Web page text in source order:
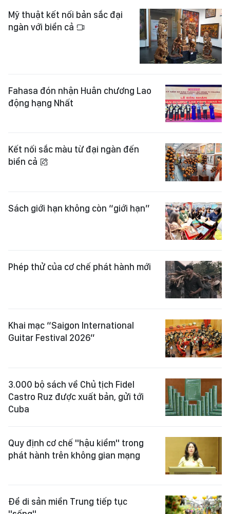
Mỹ thuật kết nối bản sắc đại
ngàn với biển cả
Fahasa đón nhận Huân chương Lao
động hạng Nhất
Kết nối sắc màu từ đại ngàn đến
biển cả
Sách giới hạn không còn “giới hạn”
Phép thử của cơ chế phát hành mới
Khai mạc “Saigon International
Guitar Festival 2026”
3.000 bộ sách về Chủ tịch Fidel
Castro Ruz được xuất bản, gửi tới
Cuba
Quy định cơ chế "hậu kiểm" trong
phát hành trên không gian mạng
Để di sản miền Trung tiếp tục